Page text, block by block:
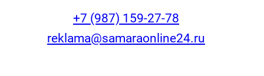
+7 (987) 159-27-78
reklama@samaraonline24.ru